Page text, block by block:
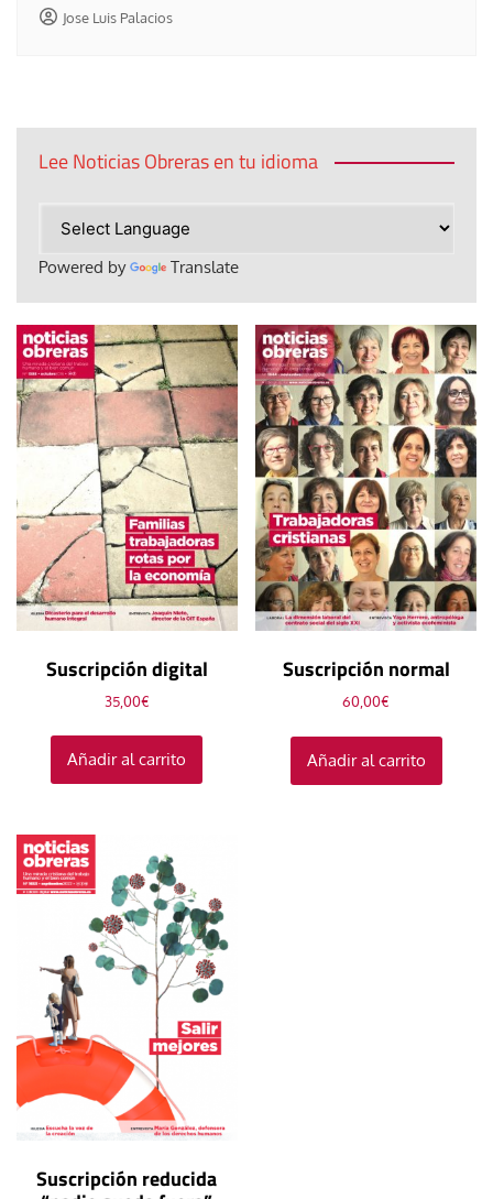
Jose Luis Palacios
Lee Noticias Obreras en tu idioma
Powered by Translate
Suscripción digital
35,00€
Añadir al carrito
Suscripción normal
60,00€
Añadir al carrito
Suscripción reducida